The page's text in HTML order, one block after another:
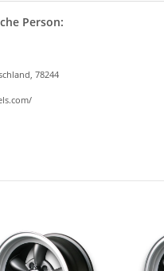
Person:
78244